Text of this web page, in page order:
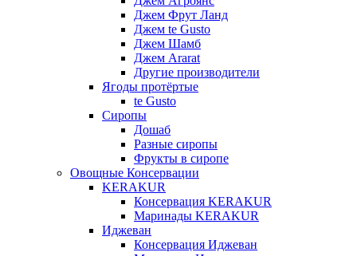
Джем Фрут Ланд
Джем te Gusto
Джем Шамб
Джем Ararat
Другие производители
Ягоды протёртые
te Gusto
Сиропы
Дошаб
Разные сиропы
Фрукты в сиропе
Овощные Консервации
KERAKUR
Консервация KERAKUR
Маринады KERAKUR
Иджеван
Консервация Иджеван